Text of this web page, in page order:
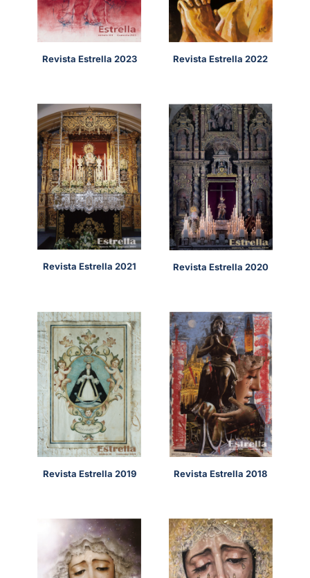
Revista Estrella 2023 Revista Estrella 2022
Revista Estrella 2021 Revista Estrella 2020
Revista Estrella 2019 Revista Estrella 2018